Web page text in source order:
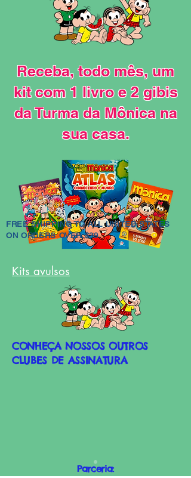
Receba, todo mês, um
kit com 1 livro e 2 gibis
da Turma da Mônica na
sua casa.
Kits avulsos
CONHEÇA NOSSOS OUTROS
CLUBES DE ASSINATURA
Parceria:
FREE SHIPPING TO ALL UNITED STATES
ON ORDERS OVER $39.